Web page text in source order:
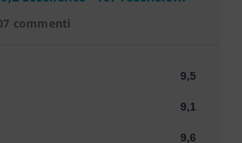
commenti
9,5
9,1
9,6